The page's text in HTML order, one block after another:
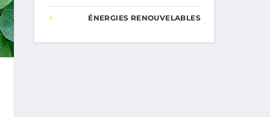
ÉNERGIES RENOUVELABLES